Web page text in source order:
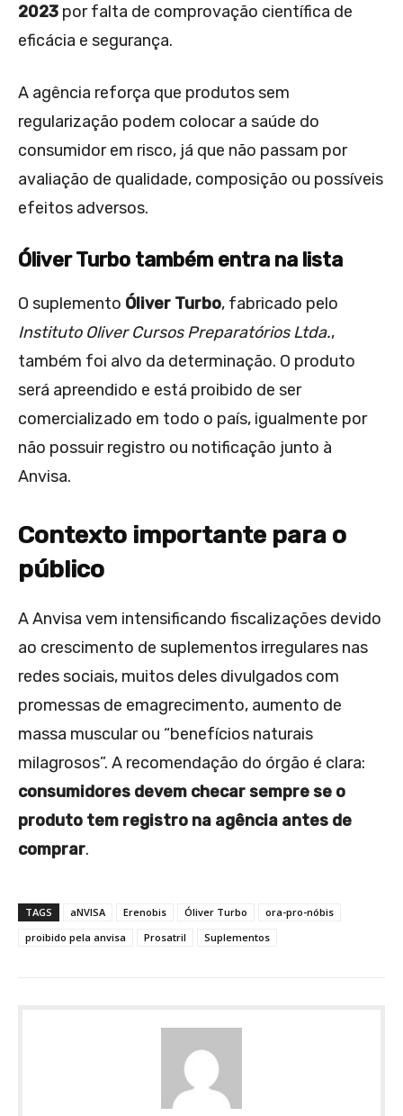
2023 por falta de comprovação científica de
eficácia e segurança.
A agência reforça que produtos sem
regularização podem colocar a saúde do
consumidor em risco, já que não passam por
avaliação de qualidade, composição ou possíveis
efeitos adversos.
Óliver Turbo também entra na lista
O suplemento Óliver Turbo, fabricado pelo
Instituto Oliver Cursos Preparatórios Ltda.,
também foi alvo da determinação. O produto
será apreendido e está proibido de ser
comercializado em todo o país, igualmente por
não possuir registro ou notificação junto à
Anvisa.
Contexto importante para o
público
A Anvisa vem intensificando fiscalizações devido
ao crescimento de suplementos irregulares nas
redes sociais, muitos deles divulgados com
promessas de emagrecimento, aumento de
massa muscular ou “benefícios naturais
milagrosos”. A recomendação do órgão é clara:
consumidores devem checar sempre se o
produto tem registro na agência antes de
comprar.
TAGS aNVISA Erenobis Óliver Turbo
ora-pro-nóbis
proibido pela anvisa
Prosatril Suplementos